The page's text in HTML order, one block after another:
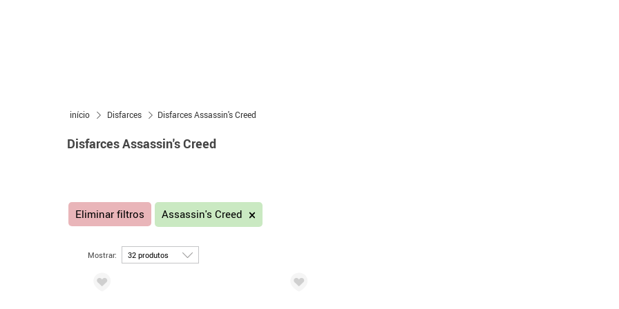
início Disfarces Disfarces Assassin's Creed
Disfarces Assassin's Creed
Eliminar filtros Assassin's Creed
Mostrar: